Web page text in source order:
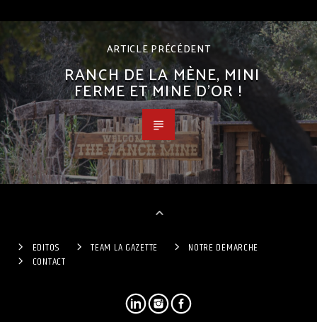
ARTICLE PRÉCÉDENT
RANCH DE LA MÈNE, MINI
FERME ET MINE D’OR !
EDITOS TEAM LA GAZETTE
NOTRE DÉMARCHE
CONTACT